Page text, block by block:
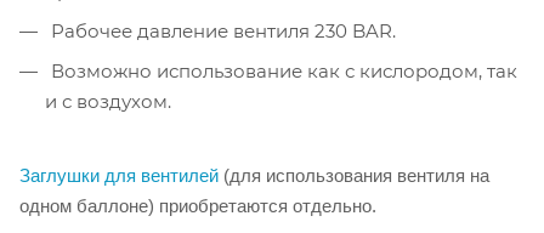
Рабочее давление вентиля 230 BAR.
Возможно использование как с кислородом, так
и с воздухом.
Заглушки для вентилей (для использования вентиля на
одном баллоне) приобретаются отдельно.